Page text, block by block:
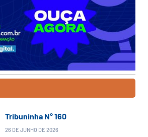
Tribuninha N° 160
26 DE JUNHO DE 2026